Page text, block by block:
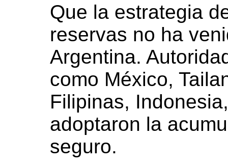
Que la estrategia
reservas no ha
Argentina.
como México,
Filipinas,
adoptaron la
seguro.